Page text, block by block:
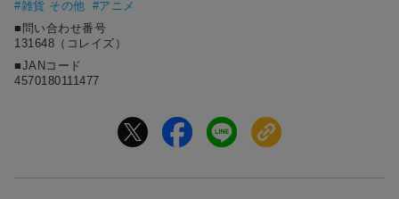
#雑貨 その他 #アニメ
■問い合わせ番号
131648（コレイズ）
■JANコード
4570180111477